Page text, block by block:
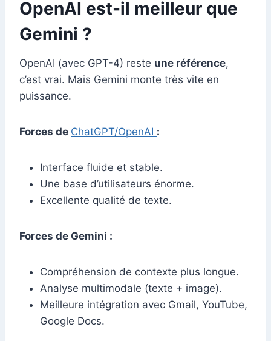
OpenAI est-il meilleur que
Gemini ?
OpenAI (avec GPT-4) reste une référence,
c’est vrai. Mais Gemini monte très vite en
puissance.
Forces de ChatGPT/OpenAI :
Interface fluide et stable.
Une base d’utilisateurs énorme.
Excellente qualité de texte.
Forces de Gemini :
Compréhension de contexte plus longue.
Analyse multimodale (texte + image).
Meilleure intégration avec Gmail, YouTube,
Google Docs.